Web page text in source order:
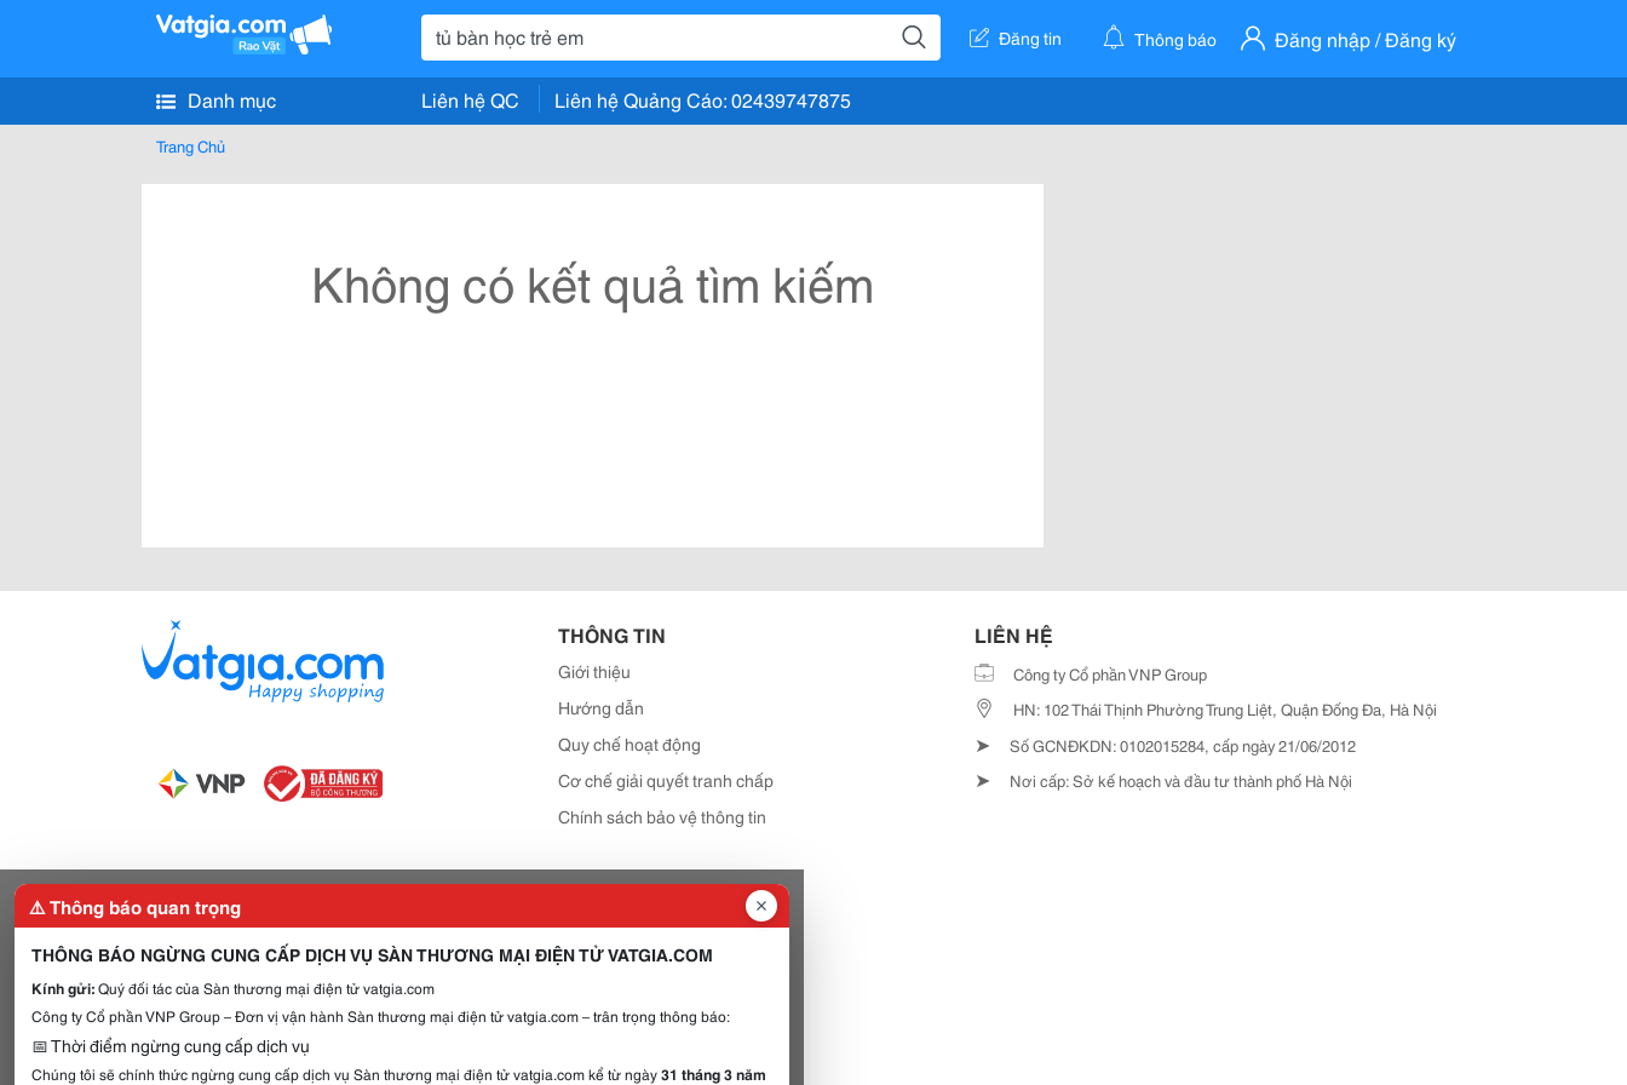
Đăng tin Thông báo Đăng nhập / Đăng ký
Danh mục Liên hệ QC Liên hệ Quảng Cáo: 02439747875
Trang Chủ
Không có kết quả tìm kiếm
THÔNG TIN
Giới thiệu
Hướng dẫn
Quy chế hoạt động
Cơ chế giải quyết tranh chấp
Chính sách bảo vệ thông tin
LIÊN HỆ
Công ty Cổ phần VNP Group
HN: 102 Thái Thịnh Phường Trung Liệt, Quận Đống Đa, Hà Nội
➤ Số GCNĐKDN: 0102015284, cấp ngày 21/06/2012
➤ Nơi cấp: Sở kế hoạch và đầu tư thành phố Hà Nội
⚠️ Thông báo quan trọng
THÔNG BÁO NGỪNG CUNG CẤP DỊCH VỤ SÀN THƯƠNG MẠI ĐIỆN TỬ VATGIA.COM
Kính gửi:Quý đối tác của Sàn thương mại điện tử vatgia.com
Công ty Cổ phần VNP Group – Đơn vị vận hành Sàn thương mại điện tử vatgia.com – trân trọng thông báo:
📅 Thời điểm ngừng cung cấp dịch vụ
Chúng tôi sẽ chính thức ngừng cung cấp dịch vụ Sàn thương mại điện tử vatgia.com kể từ ngày31 tháng 3 năm